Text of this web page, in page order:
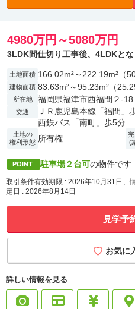
4980万円～5080万円
3LDK間仕切り工事後、4LDKとな
土地面積 166.02m²～222.19m²（
建物面積 83.63m²～95.23m²（
所在地 福岡県福津市西福間２-18
交通
ＪＲ鹿児島本線「福間」
西鉄バス「南町」歩5分
土地の
権利形態 所有権
(
POINT 駐車場２台可の物件です
取引条件有効期限 : 2026年10月31日、
定日 : 2026年8月14日
見学予
お気に
詳しい情報を見る